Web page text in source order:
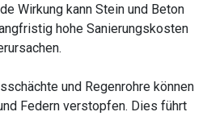
Wirkung kann Stein und Beton
hohe Sanierungskosten
und Regenrohre können
Federn verstopfen. Dies führt